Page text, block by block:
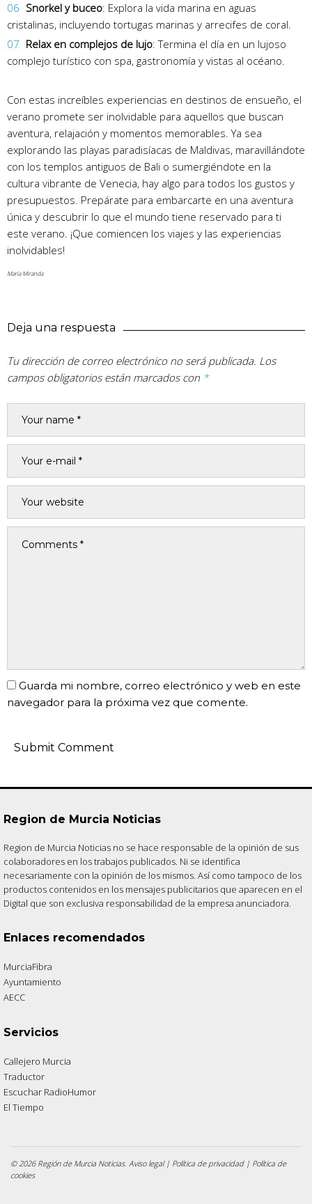
Snorkel y buceo: Explora la vida marina en aguas
cristalinas, incluyendo tortugas marinas y arrecifes de coral.
Relax en complejos de lujo: Termina el día en un lujoso
complejo turístico con spa, gastronomía y vistas al océano.
Con estas increíbles experiencias en destinos de ensueño, el
verano promete ser inolvidable para aquellos que buscan
aventura, relajación y momentos memorables. Ya sea
explorando las playas paradisíacas de Maldivas, maravillándote
con los templos antiguos de Bali o sumergiéndote en la
cultura vibrante de Venecia, hay algo para todos los gustos y
presupuestos. Prepárate para embarcarte en una aventura
única y descubrir lo que el mundo tiene reservado para ti
este verano. ¡Que comiencen los viajes y las experiencias
inolvidables!
María Miranda
Deja una respuesta
Tu dirección de correo electrónico no será publicada. Los
campos obligatorios están marcados con *
Guarda mi nombre, correo electrónico y web en este
navegador para la próxima vez que comente.
Region de Murcia Noticias
Region de Murcia Noticias no se hace responsable de la opinión de sus
colaboradores en los trabajos publicados. Ni se identifica
necesariamente con la opinión de los mismos. Así como tampoco de los
productos contenidos en los mensajes publicitarios que aparecen en el
Digital que son exclusiva responsabilidad de la empresa anunciadora.
Enlaces recomendados
MurciaFibra
Ayuntamiento
AECC
Servicios
Callejero Murcia
Traductor
Escuchar RadioHumor
El Tiempo
© 2026 Región de Murcia Noticias. Aviso legal| Política de privacidad| Política de
cookies